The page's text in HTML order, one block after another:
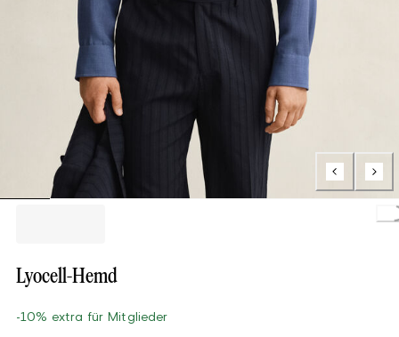
Lyocell-Hemd
-10% extra für Mitglieder